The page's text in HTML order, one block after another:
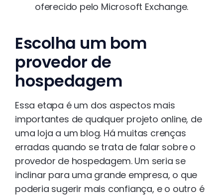
oferecido pelo Microsoft Exchange.
Escolha um bom
provedor de
hospedagem
Essa etapa é um dos aspectos mais
importantes de qualquer projeto online, de
uma loja a um blog. Há muitas crenças
erradas quando se trata de falar sobre o
provedor de hospedagem. Um seria se
inclinar para uma grande empresa, o que
poderia sugerir mais confiança, e o outro é